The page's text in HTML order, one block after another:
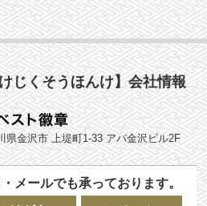
じくそうほんけ】会社情報
県金沢市 上堤町1-33 アパ金沢ビル2F
メールでも承っております。